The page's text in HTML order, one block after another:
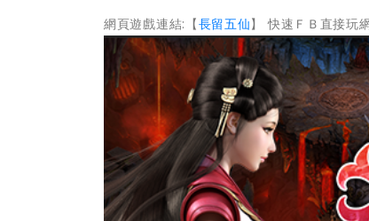
網頁遊戲連結:【長留五仙】 快速ＦＢ直接玩